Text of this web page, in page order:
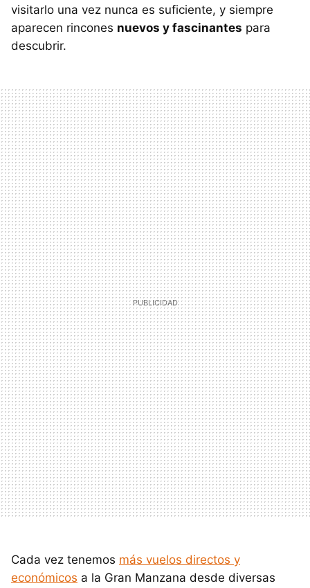
visitarlo una vez nunca es suficiente, y siempre
aparecen rincones nuevos y fascinantes para
descubrir.
Cada vez tenemos más vuelos directos y
económicos a la Gran Manzana desde diversas